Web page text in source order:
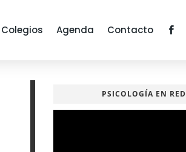
Colegios Agenda Contacto
PSICOLOGÍA EN RED